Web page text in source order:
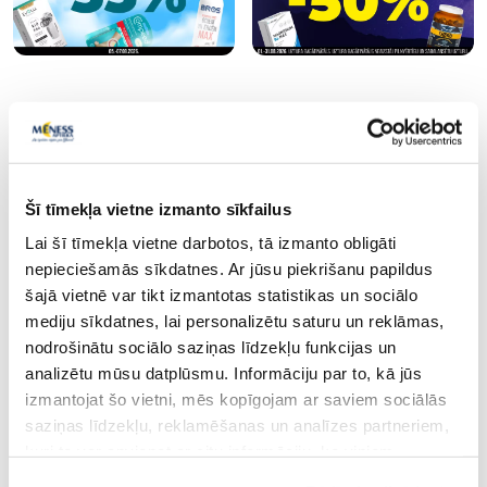
Šī tīmekļa vietne izmanto sīkfailus
Lai šī tīmekļa vietne darbotos, tā izmanto obligāti
nepieciešamās sīkdatnes. Ar jūsu piekrišanu papildus
šajā vietnē var tikt izmantotas statistikas un sociālo
mediju sīkdatnes, lai personalizētu saturu un reklāmas,
nodrošinātu sociālo saziņas līdzekļu funkcijas un
analizētu mūsu datplūsmu. Informāciju par to, kā jūs
izmantojat šo vietni, mēs kopīgojam ar saviem sociālās
saziņas līdzekļu, reklamēšanas un analīzes partneriem,
Populārākie kategorijā
Uztura bagātinātājs
CEMIO Red 3 Stiprāks kapsulas, 60
gab.
Uztura bagātinātājs
LIVOL Multi
gab.